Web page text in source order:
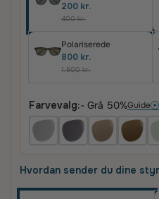
200 kr.
400 kr.
Polariserede
800 kr.
1.500 kr.
Farvevalg:- Grå 50%Guide
Hvordan sender du dine